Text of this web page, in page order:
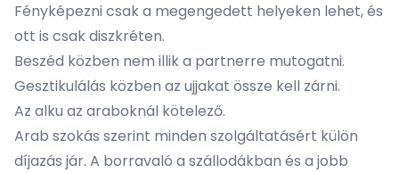
Fényképezni csak a megengedett helyeken lehet, és
ott is csak diszkréten.
Beszéd közben nem illik a partnerre mutogatni.
Gesztikulálás közben az ujjakat össze kell zárni.
Az alku az araboknál kötelező.
Arab szokás szerint minden szolgáltatásért külön
díjazás jár. A borravaló a szállodákban és a jobb